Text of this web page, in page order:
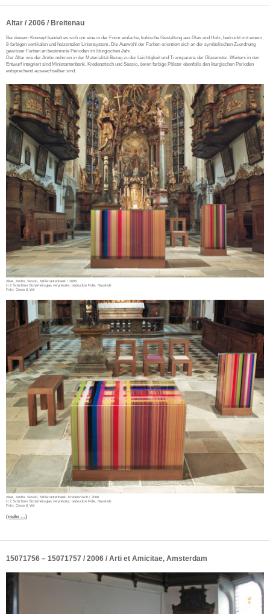
Altar / 2006 / Breitenau
Bei diesem Konzept handelt es sich um eine in der Form einfache, kubische Gestaltung aus Glas und Holz, bedruckt mit einem
8-farbigen vertikalen und hoizontalen Liniensystem. Die Auswahl der Farben orientiert sich an der symbolischen Zuordnung
gewisser Farben an bestimmte Perioden im liturgischen Jahr.
Der Altar wie der Ambo nehmen in der Materialität Bezug zu der Leichtigkeit und Transparenz der Glasenster. Weiters in den
Entwurf integriert sind Ministantenbank, Kredenztisch und Sessio, deren farbige Pölster ebenfalls den liturgischen Perioden
entsprechend auswechselbar sind.
Altar, Ambo, Sessio, Ministrantenbank / 2006
in 2 Schichten Sicherheitsglas verpresste, bedruckte Folie, Nussholz
Foto: Croce & Wir
Altar, Ambo, Sessio, Ministrantenbank, Kredenztisch / 2006
in 2 Schichten Sicherheitsglas verpresste, bedruckte Folie, Nussholz
Foto: Croce & Wir
(mehr …)
15071756 – 15071757 / 2006 / Arti et Amicitae, Amsterdam